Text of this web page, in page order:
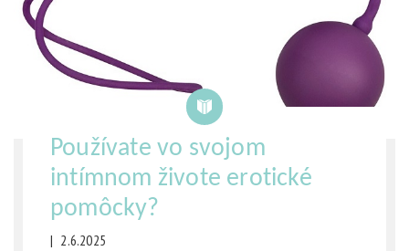
Používate vo svojom
intímnom živote erotické
pomôcky?
| 2.6.2025